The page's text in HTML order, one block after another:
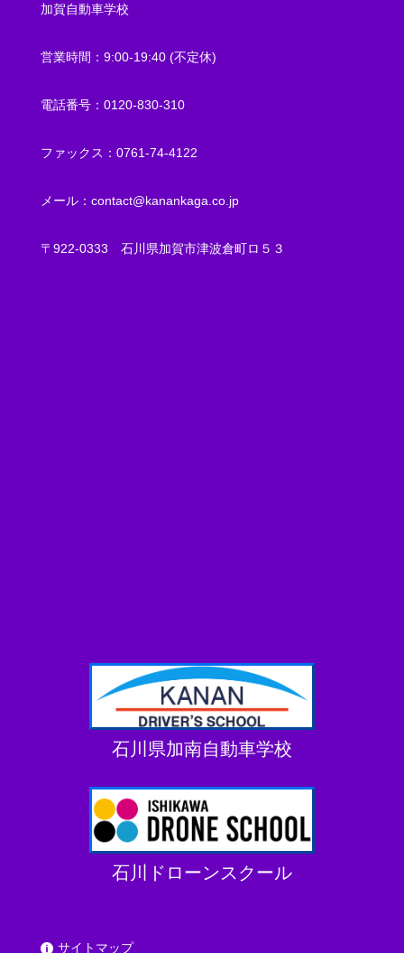
加賀自動車学校
営業時間：9:00-19:40 (不定休)
電話番号：0120-830-310
ファックス： 0761-74-4122
メール： contact@kanankaga.co.jp
〒922-0333 石川県加賀市津波倉町ロ５３
石川県加南自動車学校
石川ドローンスクール
 サイトマップ